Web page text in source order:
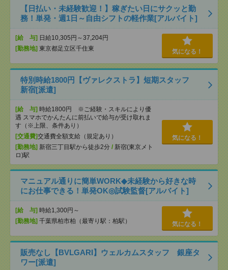
【日払い・未経験歓迎！】稼ぎたい日にサクッと勤
務！単発・週1日～自由シフトの軽作業[アルバイト]
[給 与] 日給10,305円～37,204円
[勤務地] 東京都足立区千住東 気になる！
特別時給1800円【ヴァレクストラ】短期スタッフ
新宿[派遣]
[給 与] 時給1800円 ※ご経験・スキルにより優
遇 スマホでかんたんに前払いで給与が受け取れま
す（※上限、条件あり）
[交通費]交通費全額支給（規定あり）
[勤務地] 新宿三丁目駅から徒歩2分 / 新宿(東京メト
ロ)駅
気になる！
マニュアル通りに簡単WORK◆未経験から好きな時
にお仕事できる！単発OK◎試験監督[アルバイト]
[給 与] 時給1,300円～
[勤務地] 千葉県柏市柏（最寄り駅：柏駅） 気になる！
販売なし【BVLGARI】ウェルカムスタッフ 銀座タ
ワー[派遣]